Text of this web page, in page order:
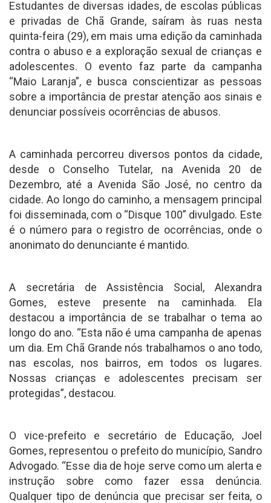
Estudantes de diversas idades, de escolas públicas
e privadas de Chã Grande, saíram às ruas nesta
quinta-feira (29), em mais uma edição da caminhada
contra o abuso e a exploração sexual de crianças e
adolescentes. O evento faz parte da campanha
“Maio Laranja”, e busca conscientizar as pessoas
sobre a importância de prestar atenção aos sinais e
denunciar possíveis ocorrências de abusos.
A caminhada percorreu diversos pontos da cidade,
desde o Conselho Tutelar, na Avenida 20 de
Dezembro, até a Avenida São José, no centro da
cidade. Ao longo do caminho, a mensagem principal
foi disseminada, com o “Disque 100” divulgado. Este
é o número para o registro de ocorrências, onde o
anonimato do denunciante é mantido.
A secretária de Assistência Social, Alexandra
Gomes, esteve presente na caminhada. Ela
destacou a importância de se trabalhar o tema ao
longo do ano. “Esta não é uma campanha de apenas
um dia. Em Chã Grande nós trabalhamos o ano todo,
nas escolas, nos bairros, em todos os lugares.
Nossas crianças e adolescentes precisam ser
protegidas”, destacou.
O vice-prefeito e secretário de Educação, Joel
Gomes, representou o prefeito do município, Sandro
Advogado. “Esse dia de hoje serve como um alerta e
instrução sobre como fazer essa denúncia.
Qualquer tipo de denúncia que precisar ser feita, o